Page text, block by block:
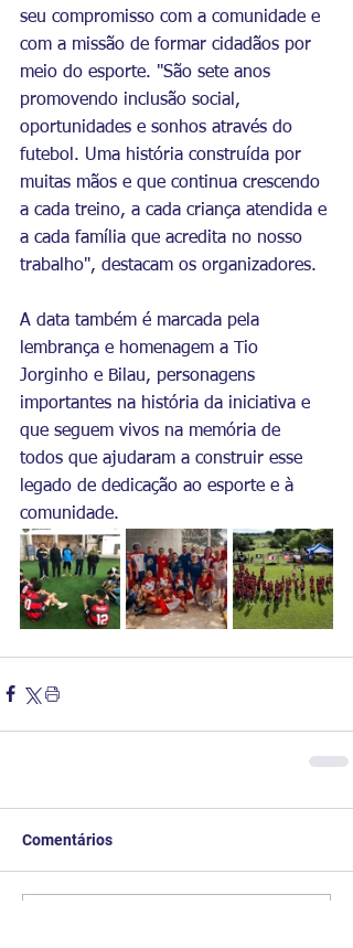
seu compromisso com a comunidade e
com a missão de formar cidadãos por
meio do esporte. "São sete anos
promovendo inclusão social,
oportunidades e sonhos através do
futebol. Uma história construída por
muitas mãos e que continua crescendo
a cada treino, a cada criança atendida e
a cada família que acredita no nosso
trabalho", destacam os organizadores.
A data também é marcada pela
lembrança e homenagem a Tio
Jorginho e Bilau, personagens
importantes na história da iniciativa e
que seguem vivos na memória de
todos que ajudaram a construir esse
legado de dedicação ao esporte e à
comunidade.
Comentários